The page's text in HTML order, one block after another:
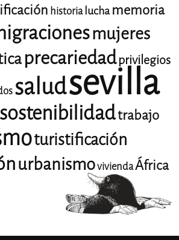
historia lucha memoria
mujeres
precariedadprivilegios
saludsevilla
sostenibilidadtrabajo
turistificación
urbanismoviviendaÁfrica